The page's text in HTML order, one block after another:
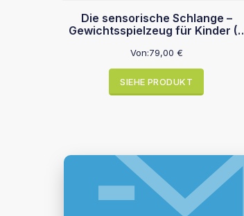
Die sensorische Schlange –
Gewichtsspielzeug für Kinder (2
Von:79,00 €
SIEHE PRODUKT